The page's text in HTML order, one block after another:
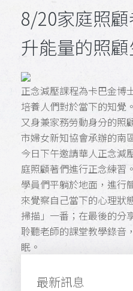
8/20家庭照
升能量的照
正念減壓課程為卡巴金博
培養人們對於當下的知覺
又身兼家務勞動身分的照
市婦女新知協會承辦的南
今日下午邀請華人正念減
庭照顧著們進行正念練習
學員們平躺於地面，進行
來覺察自己當下的心理狀
掃描」一番；在最後的分
聆聽老師的課堂教學錄音
眠。
最新訊息